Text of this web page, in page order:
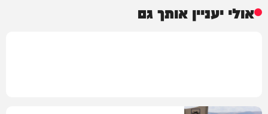
אולי יעניין אותך גם